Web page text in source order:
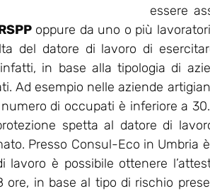
essere
oppure da uno o più
del datore di lavoro di
in base alla tipologia di
Ad esempio nelle aziende
di occupati è inferiore a
spetta al datore di
Presso Consul-Eco in Umbria
lavoro è possibile ottenere
ore, in base al tipo di rischio